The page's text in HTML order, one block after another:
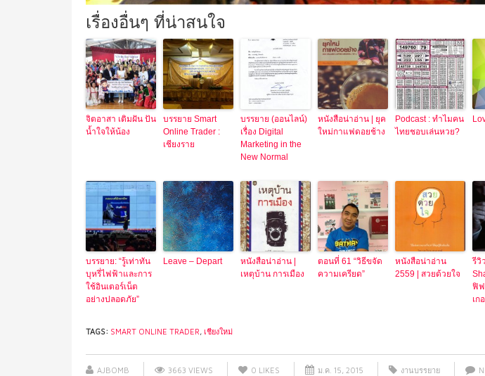
เรื่องอื่นๆ ที่น่าสนใจ
จิตอาสา เติมฝัน ปัน
น้ำใจให้น้อง
บรรยาย Smart
Online Trader :
เชียงราย
บรรยาย (ออนไลน์)
เรื่อง Digital
Marketing in the
New Normal
หนังสือน่าอ่าน | ยุค
ใหม่กาแฟดอยช้าง
Podcast : ทำไมคน
ไทยชอบเล่นหวย?
บรรยาย: “รู้เท่าทัน
บุหรี่ไฟฟ้าและการ
ใช้อินเตอร์เน็ต
อย่างปลอดภัย”
Leave – Depart
หนังสือน่าอ่าน |
เหตุบ้าน การเมือง
ตอนที่ 61 “วิธีขจัด
ความเครียด”
หนังสือน่าอ่าน
2559 | สวยด้วยใจ
รีวิ
ฟิฟ
เก
TAGS: SMART ONLINE TRADER, เชียงใหม่
AJBOMB 3663 VIEWS 0 LIKES ม.ค. 15, 2015 งานบรรยาย